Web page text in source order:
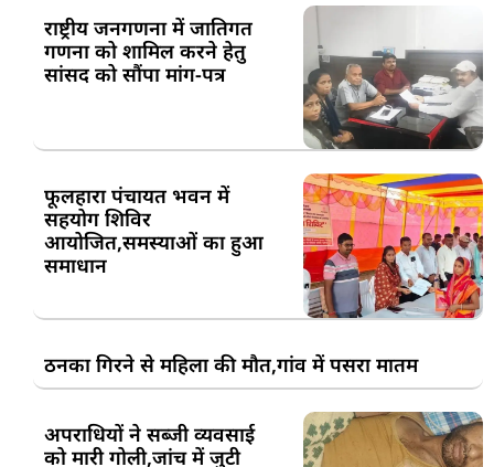
राष्ट्रीय जनगणना में जातिगत
गणना को शामिल करने हेतु
सांसद को सौंपा मांग-पत्र
फूलहारा पंचायत भवन में
सहयोग शिविर
आयोजित,समस्याओं का हुआ
समाधान
ठनका गिरने से महिला की मौत,गांव में पसरा मातम
अपराधियों ने सब्जी व्यवसाई
को मारी गोली,जांच में जुटी